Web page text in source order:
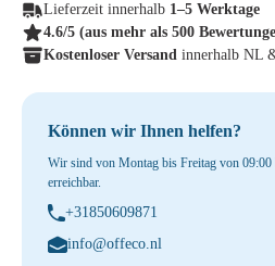
Lieferzeit innerhalb 1–5 Werktage
4.6/5 (aus mehr als 500
Kostenloser Versand innerhalb NL
Können wir Ihnen helfen?
Wir sind von Montag bis Freitag von
erreichbar.
+31850609871
info@offeco.nl